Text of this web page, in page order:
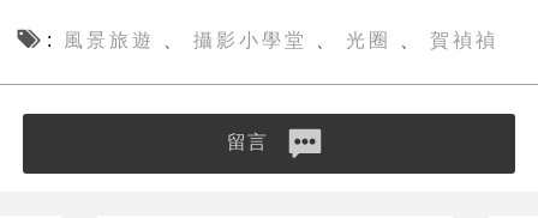
風景旅遊 、 攝影小學堂 、 光圈 、 賀禎禎
留言